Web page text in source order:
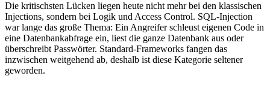
Die kritischsten Lücken liegen heute nicht mehr bei den klassischen
Injections, sondern bei Logik und Access Control. SQL-Injection
war lange das große Thema: Ein Angreifer schleust eigenen Code in
eine Datenbankabfrage ein, liest die ganze Datenbank aus oder
überschreibt Passwörter. Standard-Frameworks fangen das
inzwischen weitgehend ab, deshalb ist diese Kategorie seltener
geworden.